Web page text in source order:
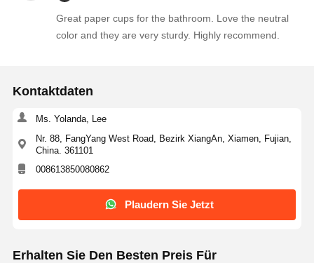
Great paper cups for the bathroom. Love the neutral
color and they are very sturdy. Highly recommend.
Kontaktdaten
Ms. Yolanda, Lee
Nr. 88, FangYang West Road, Bezirk XiangAn, Xiamen, Fujian,
China. 361101
008613850080862
Plaudern Sie Jetzt
Erhalten Sie Den Besten Preis Für